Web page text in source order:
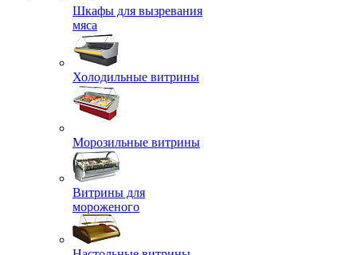
Шкафы для вызревания
мяса
Холодильные витрины
Морозильные витрины
Витрины для
мороженого